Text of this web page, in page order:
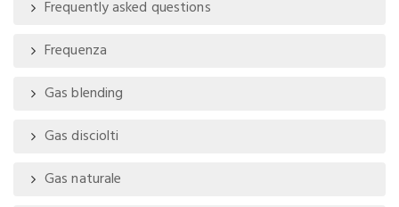
Frequently asked questions
Frequenza
Gas blending
Gas disciolti
Gas naturale